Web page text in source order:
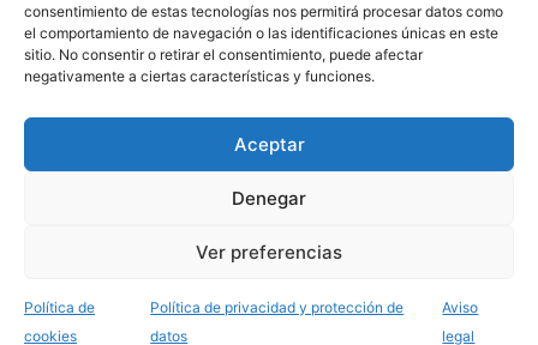
consentimiento de estas tecnologías nos permitirá procesar datos como
el comportamiento de navegación o las identificaciones únicas en este
sitio. No consentir o retirar el consentimiento, puede afectar
negativamente a ciertas características y funciones.
Aceptar
Denegar
Ver preferencias
Política de
cookies
Política de privacidad y protección de
datos
Aviso
legal
Motor Tàrrega Trucks BARCELONA
Zona Franca, Carrer E, s/n 08040 Barcelona, España
Política de cookiesAviso legalCondiciones generales
Desarrollado por Marketing Acción